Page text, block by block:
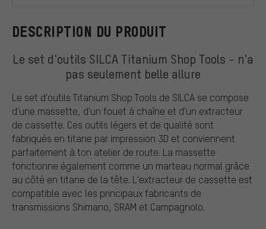
DESCRIPTION DU PRODUIT
Le set d'outils SILCA Titanium Shop Tools - n'a
pas seulement belle allure
Le set d'outils Titanium Shop Tools de SILCA se compose
d'une massette, d'un fouet à chaîne et d'un extracteur
de cassette. Ces outils légers et de qualité sont
fabriqués en titane par impression 3D et conviennent
parfaitement à ton atelier de route. La massette
fonctionne également comme un marteau normal grâce
au côté en titane de la tête. L'extracteur de cassette est
compatible avec les principaux fabricants de
transmissions Shimano, SRAM et Campagnolo.